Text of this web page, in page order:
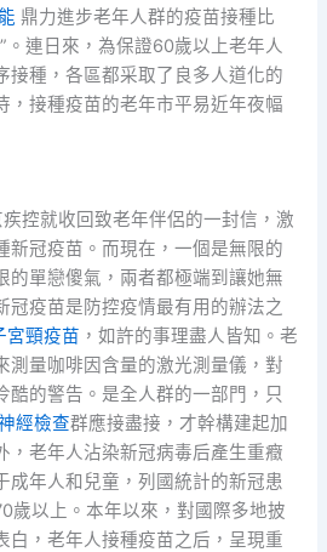
鼎力進步老年人群的疫苗接種比
。連日來，為保證60歲以上老年人
接種，各區都采取了良多人道化的
，接種疫苗的老年市平易近年夜幅
就收回致老年伴侶的一封信，激
新冠疫苗。而現在，一個是無限的
的單戀傻氣，兩者都極端到讓她無
冠疫苗是防控疫情最有用的辦法之
宮頸疫苗 ，如許的事理盡人皆知。老
測量咖啡因含量的激光測量儀，對
酷的警告。是全人群的一部門，只
經檢查群應接盡接，才幹構建起加
，老年人沾染新冠病毒后產生重癥
成年人和兒童，列國統計的新冠患
歲以上。本年以來，對國際多地披
白，老年人接種疫苗之后，呈現重